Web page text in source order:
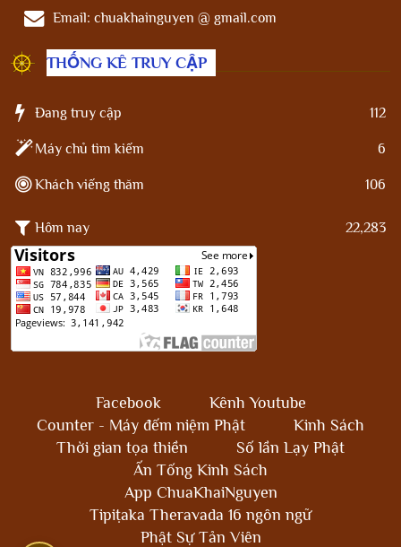
Email: chuakhainguyen @ gmail.com
THỐNG KÊ TRUY CẬP
Đang truy cập 112
Máy chủ tìm kiếm 6
Khách viếng thăm 106
Hôm nay 22,283
Facebook
Kênh Youtube
Counter - Máy đếm niệm Phật
Kinh Sách
Thời gian tọa thiền
Số lần Lạy Phật
Ấn Tống Kinh Sách
App ChuaKhaiNguyen
Tipiṭaka Theravada 16 ngôn ngữ
Phật Sự Tản Viên